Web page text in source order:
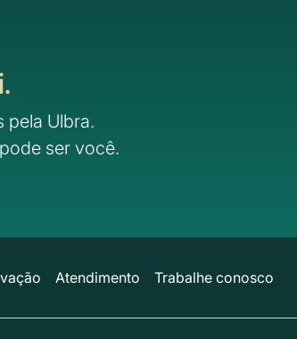
pela Ulbra.
ser você.
Atendimento Trabalhe conosco